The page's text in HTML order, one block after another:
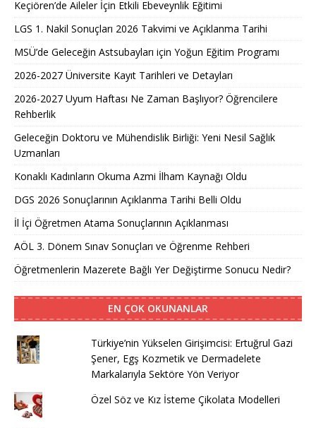
Keçiören’de Aileler İçin Etkili Ebeveynlik Eğitimi
LGS 1. Nakil Sonuçları 2026 Takvimi ve Açıklanma Tarihi
MSÜ’de Geleceğin Astsubayları için Yoğun Eğitim Programı
2026-2027 Üniversite Kayıt Tarihleri ve Detayları
2026-2027 Uyum Haftası Ne Zaman Başlıyor? Öğrencilere
Rehberlik
Geleceğin Doktoru ve Mühendislik Birliği: Yeni Nesil Sağlık
Uzmanları
Konaklı Kadınların Okuma Azmi İlham Kaynağı Oldu
DGS 2026 Sonuçlarının Açıklanma Tarihi Belli Oldu
İl İçi Öğretmen Atama Sonuçlarının Açıklanması
AÖL 3. Dönem Sınav Sonuçları ve Öğrenme Rehberi
Öğretmenlerin Mazerete Bağlı Yer Değiştirme Sonucu Nedir?
EN ÇOK OKUNANLAR
Türkiye’nin Yükselen Girişimcisi: Ertuğrul Gazi
Şener, Egş Kozmetik ve Dermadelete
Markalarıyla Sektöre Yön Veriyor
Özel Söz ve Kız İsteme Çikolata Modelleri